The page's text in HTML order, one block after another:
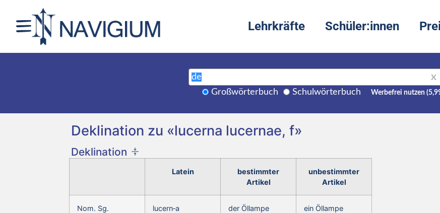
Lehrkräfte Schüler:innen
X
Großwörterbuch Schulwörterbuch Werbefrei nutzen
Deklination zu «lucerna lucernae, f»
Deklination
Latein
bestimmter
Artikel
unbestimmter
Artikel
Nom. Sg. lucern‑a der Öllampe ein Öllampe